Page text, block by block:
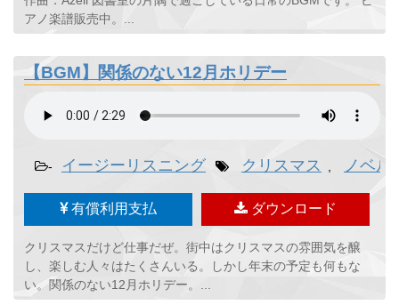
アノ楽譜販売中。...
【BGM】関係のない12月ホリデー
- イージーリスニング クリスマス ノベル
有償利用支払 ダウンロード
クリスマスだけど仕事だぜ。街中はクリスマスの雰囲気を醸
し、楽しむ人々はたくさんいる。しかし年末の予定も何もな
い。関係のない12月ホリデー。...